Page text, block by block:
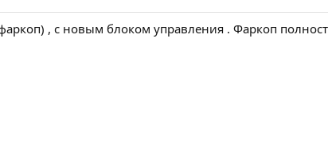
, с новым блоком управления . Фаркоп